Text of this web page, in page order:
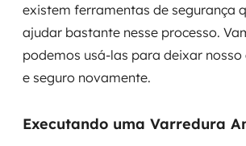
existem ferramentas de segurança
ajudar bastante nesse processo.
podemos usá-las para deixar
e seguro novamente.
Executando uma Varredura